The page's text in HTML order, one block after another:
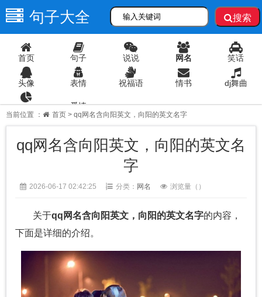
句子大全 搜索
首页 句子 说说 网名 笑话
头像 表情 祝福语 情书 dj舞曲
爱情
当前位置 ： 首页 > qq网名含向阳英文，向阳的英文名字
qq网名含向阳英文，向阳的英文名
字
2026-06-17 02:42:25 分类： 网名 浏览量（ ）
关于qq网名含向阳英文，向阳的英文名字的内容，
下面是详细的介绍。